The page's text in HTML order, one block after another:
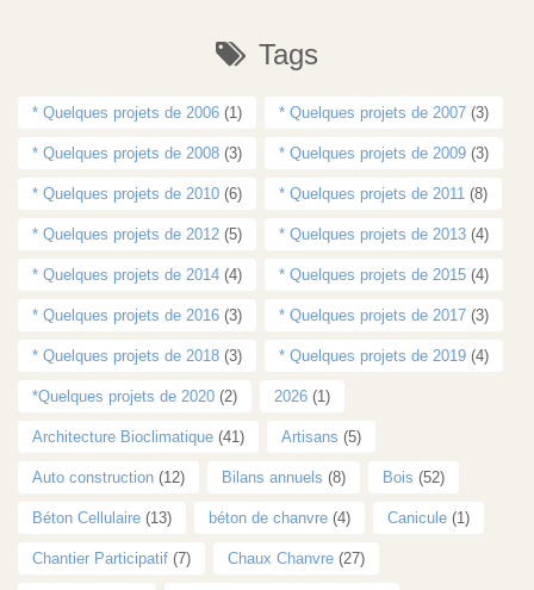
Tags
* Quelques projets de 2006 (1) * Quelques projets de 2007 (3)
* Quelques projets de 2008 (3) * Quelques projets de 2009 (3)
* Quelques projets de 2010 (6) * Quelques projets de 2011 (8)
* Quelques projets de 2012 (5) * Quelques projets de 2013 (4)
* Quelques projets de 2014 (4) * Quelques projets de 2015 (4)
* Quelques projets de 2016 (3) * Quelques projets de 2017 (3)
* Quelques projets de 2018 (3) * Quelques projets de 2019 (4)
*Quelques projets de 2020 (2) 2026 (1)
Architecture Bioclimatique (41) Artisans (5)
Auto construction (12) Bilans annuels (8) Bois (52)
Béton Cellulaire (13) béton de chanvre (4) Canicule (1)
Chantier Participatif (7) Chaux Chanvre (27)